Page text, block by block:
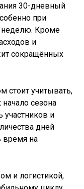
30-дневный
при
неделю. Кроме
и
сокращённых
стоит учитывать,
сезона
участников и
дней
время на
и логистикой,